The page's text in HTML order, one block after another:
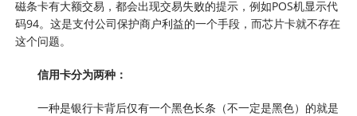
磁条卡有大额交易，都会出现交易失败的提示，例如POS机显示代
码94。这是支付公司保护商户利益的一个手段，而芯片卡就不存在
这个问题。
信用卡分为两种：
一种是银行卡背后仅有一个黑色长条（不一定是黑色）的就是